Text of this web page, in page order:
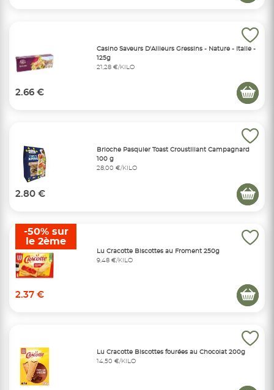
Casino Saveurs D'Ailleurs Gressins - Nature - Italie -
125g
21,28 €/KILO
2.66 €
Brioche Pasquier Toast Croustillant Campagnard
100 g
28,00 €/KILO
2.80 €
Lu Cracotte Biscottes au Froment 250g
9,48 €/KILO
2.37 €
-50% sur
le 2ème
Lu Cracotte Biscottes fourées au Chocolat 200g
14,50 €/KILO